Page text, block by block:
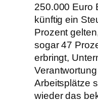
250.000 Euro
künftig ein
Prozent
sogar 47
erbringt,
Arbeitsplätze
wieder das